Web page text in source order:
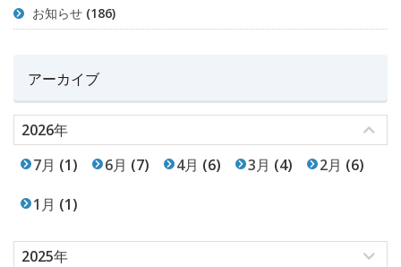
お知らせ (186)
アーカイブ
2026年
7月 (1) 6月 (7) 4月 (6) 3月 (4) 2月 (6)
1月 (1)
2025年